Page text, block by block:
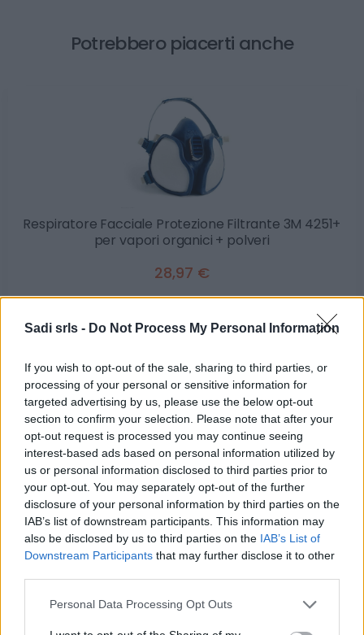
Sadi srls - Do Not Process My Personal Information
If you wish to opt-out of the sale, sharing to third parties, or
processing of your personal or sensitive information for
targeted advertising by us, please use the below opt-out
section to confirm your selection. Please note that after your
opt-out request is processed you may continue seeing
interest-based ads based on personal information utilized by
us or personal information disclosed to third parties prior to
your opt-out. You may separately opt-out of the further
disclosure of your personal information by third parties on the
IAB’s list of downstream participants. This information may
also be disclosed by us to third parties on the IAB’s List of
Downstream Participants that may further disclose it to other
Please note that this website/app uses one or more Google
Personal Data Processing Opt Outs
Potrebbero piacerti anche
Respiratore Facciale Protezione Filtrante 3M 4251+
per vapori organici + polveri
28,97 €
( 0 recensioni )
Categorie
Abrasivi
I prodotti abrasivi
Antincendio
Estintori
Valige pronto soccorso